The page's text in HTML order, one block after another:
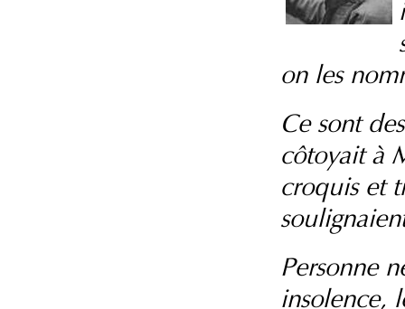
on les
Ce sont
côtoyait à
croquis et
Personne
insolence,